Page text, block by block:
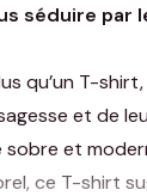
séduire par
qu’un T-
et de
et
ce T-shirt